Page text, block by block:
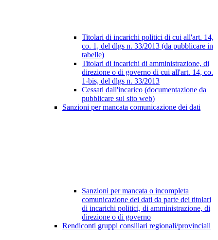
Titolari di incarichi politici di cui all'art. 14,
co. 1, del dlgs n. 33/2013 (da pubblicare in
tabelle)
Titolari di incarichi di amministrazione, di
direzione o di governo di cui all'art. 14, co.
1-bis, del dlgs n. 33/2013
Cessati dall'incarico (documentazione da
pubblicare sul sito web)
Sanzioni per mancata comunicazione dei dati
Sanzioni per mancata o incompleta
comunicazione dei dati da parte dei titolari
di incarichi politici, di amministrazione, di
direzione o di governo
Rendiconti gruppi consiliari regionali/provinciali